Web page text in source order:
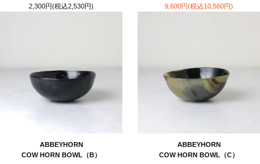
2,300円(税込2,530円)
9,600円(税込10,560円)
ABBEYHORN
COW HORN BOWL（B）
ABBEYHORN
COW HORN BOWL（C）